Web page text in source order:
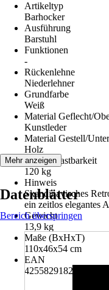
Artikeltyp
Barhocker
Ausführung
Barstuhl
Funktionen
-
Rückenlehne
Niederlehner
Grundfarbe
Weiß
Material Geflecht/
Kunstleder
Material Gestell/
Holz
Max. Belastbarkeit
120 kg
Hinweis
Skandinavisches
ein zeitlos elegantes
Gewicht
13,9 kg
Maße (BxHxT)
110x46x54 cm
EAN
4255829182567
Mehr anzeigen
Datenblätter
Bereich überspringen